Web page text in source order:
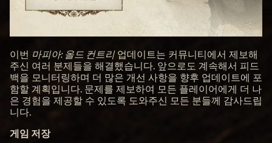
이번 마피아: 올드 컨트리업데이트는 커뮤니티에서 제보해
주신 여러 분제들을 해결했습니다. 앞으로도 계속해서 피드
백을 모니터링하며 더 많은 개선 사항을 향후 업데이트에 포
함할 계획입니다. 문제를 제보하여 모든 플레이어에게 더 나
은 경험을 제공할 수 있도록 도와주신 모든 분들께 감사드립
니다.
게임 저장